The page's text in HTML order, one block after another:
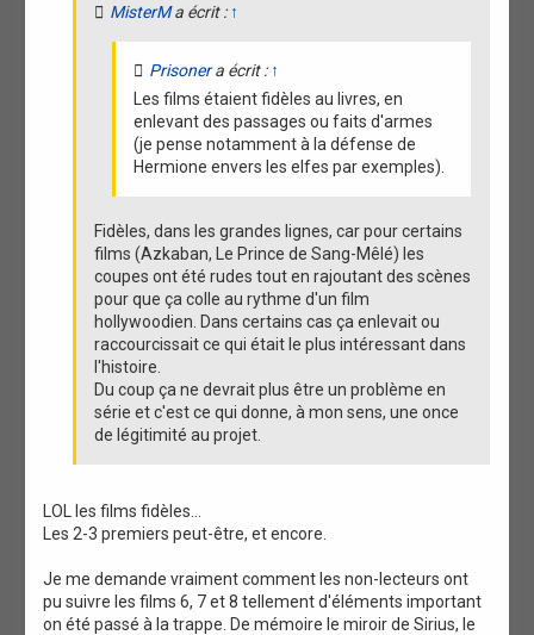
MisterMa écrit : ↑
Prisonera écrit : ↑
Les films étaient fidèles au livres, en
enlevant des passages ou faits d'armes
(je pense notamment à la défense de
Hermione envers les elfes par exemples).
Fidèles, dans les grandes lignes, car pour certains
films (Azkaban, Le Prince de Sang-Mêlé) les
coupes ont été rudes tout en rajoutant des scènes
pour que ça colle au rythme d'un film
hollywoodien. Dans certains cas ça enlevait ou
raccourcissait ce qui était le plus intéressant dans
l'histoire.
Du coup ça ne devrait plus être un problème en
série et c'est ce qui donne, à mon sens, une once
de légitimité au projet.
LOL les films fidèles...
Les 2-3 premiers peut-être, et encore.
Je me demande vraiment comment les non-lecteurs ont
pu suivre les films 6, 7 et 8 tellement d'éléments important
on été passé à la trappe. De mémoire le miroir de Sirius, le